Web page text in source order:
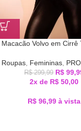
Macacão Volvo em Cirrê
Roupas, Femininas,
R$299,99 R$
2x de R$ 50,00
R$ 96,99 à vista